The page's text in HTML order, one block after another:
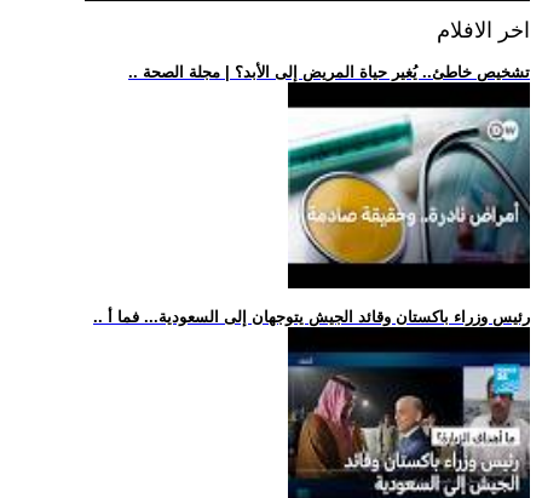
اخر الافلام
.. تشخيص خاطئ.. يُغير حياة المريض إلى الأبد؟ | مجلة الصحة
.. رئيس وزراء باكستان وقائد الجيش يتوجهان إلى السعودية... فما أ